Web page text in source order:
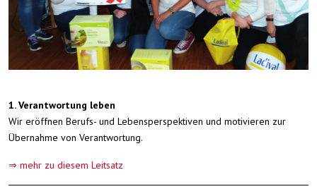
1. Verantwortung leben
Wir eröffnen Berufs- und Lebensperspektiven und motivieren zur
Übernahme von Verantwortung.
⇒ mehr zu diesem Leitsatz